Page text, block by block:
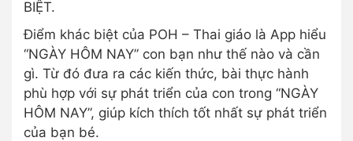
BIỆT.
Điểm khác biệt của POH – Thai giáo là App hiểu
“NGÀY HÔM NAY” con bạn như thế nào và cần
gì. Từ đó đưa ra các kiến thức, bài thực hành
phù hợp với sự phát triển của con trong “NGÀY
HÔM NAY”, giúp kích thích tốt nhất sự phát triển
của bạn bé.